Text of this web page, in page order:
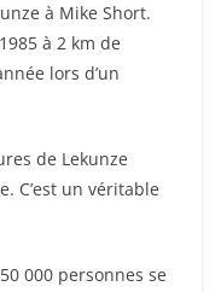
à Mike Short.
à 2 km de
lors d’un
de Lekunze
C’est un véritable
000 personnes se